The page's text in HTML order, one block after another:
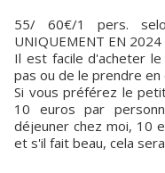
55/ 60€/1 pers.
UNIQUEMENT EN 2024
Il est facile d'acheter
pas ou de le prendre en
Si vous préférez le
10 euros par
déjeuner chez moi, 10
et s'il fait beau, cela